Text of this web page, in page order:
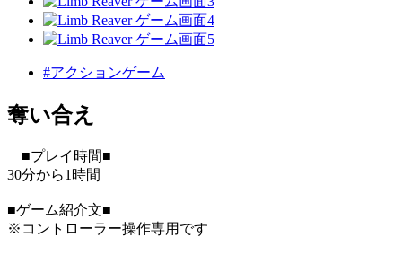
#アクションゲーム
奪い合え
■プレイ時間■
30分から1時間
■ゲーム紹介文■
※コントローラー操作専用です